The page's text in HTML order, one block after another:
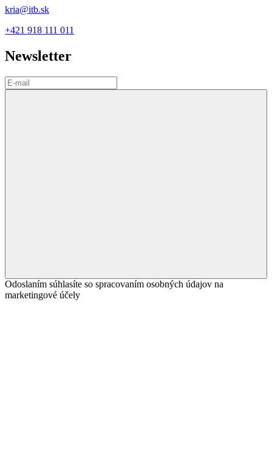
kria@itb.sk
+421 918 111 011
Newsletter
Odoslaním súhlasíte so spracovaním osobných údajov na
marketingové účely